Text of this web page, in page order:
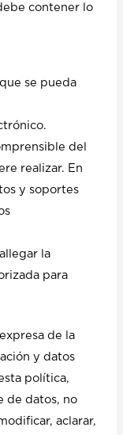
contener lo
se pueda
del
realizar. En
y soportes
la
para
de la
y datos
política,
de datos, no
aclarar,